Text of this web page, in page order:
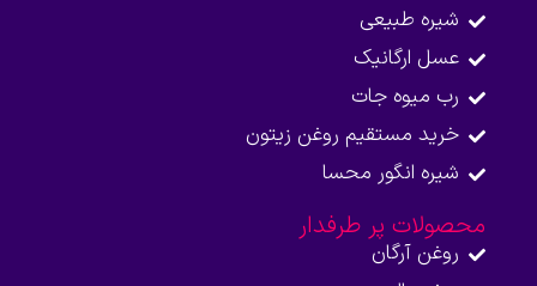
شیره طبیعی
عسل ارگانیک
رب میوه جات
خرید مستقیم روغن زیتون
شیره انگور محسا
محصولات پر طرفدار
روغن آرگان